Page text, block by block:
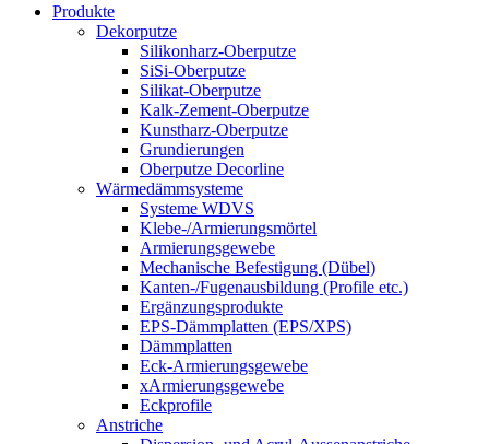
Produkte
Dekorputze
Silikonharz-Oberputze
SiSi-Oberputze
Silikat-Oberputze
Kalk-Zement-Oberputze
Kunstharz-Oberputze
Grundierungen
Oberputze Decorline
Wärmedämmsysteme
Systeme WDVS
Klebe-/Armierungsmörtel
Armierungsgewebe
Mechanische Befestigung (Dübel)
Kanten-/Fugenausbildung (Profile etc.)
Ergänzungsprodukte
EPS-Dämmplatten (EPS/XPS)
Dämmplatten
Eck-Armierungsgewebe
xArmierungsgewebe
Eckprofile
Anstriche